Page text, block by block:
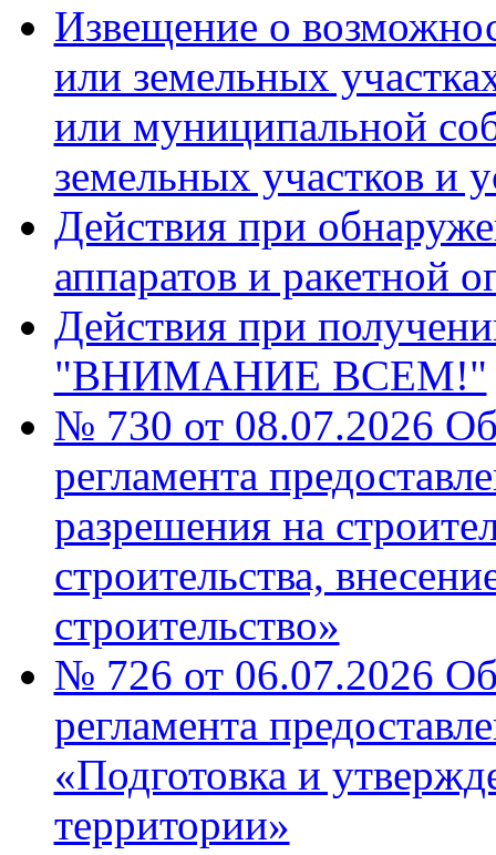
Извещение о
или земельных
или муниципальной
земельных участков и
Действия при
аппаратов и ракетной
Действия при
"ВНИМАНИЕ ВСЕМ!"
№ 730 от 08.07.2026
регламента
разрешения на
строительства,
строительство»
№ 726 от 06.07.2026
регламента
«Подготовка и
территории»